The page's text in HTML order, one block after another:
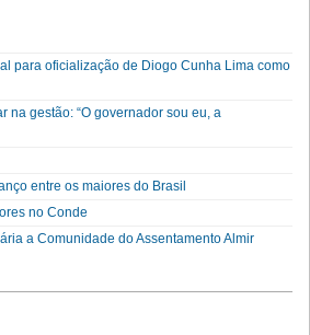
para oficialização de Diogo Cunha Lima como
na gestão: “O governador sou eu, a
entre os maiores do Brasil
no Conde
a Comunidade do Assentamento Almir